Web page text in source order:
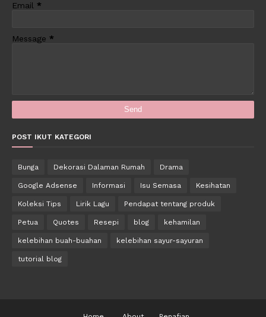
Email *
Message *
POST IKUT KATEGORI
Bunga Dekorasi Dalaman Rumah Drama
Google Adsense Informasi Isu Semasa Kesihatan
Koleksi Tips Lirik Lagu Pendapat tentang produk
Petua Quotes Resepi blog kehamilan
kelebihan buah-buahan kelebihan sayur-sayuran
tutorial blog